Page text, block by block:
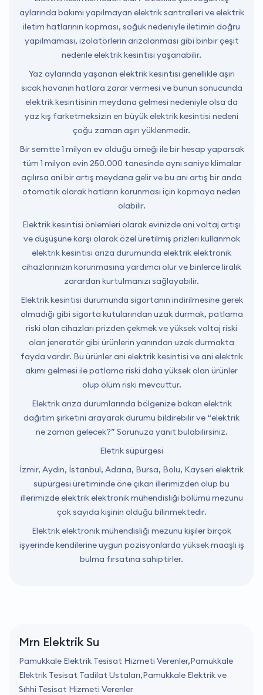
aylarında bakımı yapılmayan elektrik santralleri ve elektrik
iletim hatlarının kopması, soğuk nedeniyle iletimin doğru
yapılmaması, izolatörlerin arızalanması gibi binbir çeşit
nedenle elektrik kesintisi yaşanabilir.
Yaz aylarında yaşanan elektrik kesintisi genellikle aşırı
sıcak havanın hatlara zarar vermesi ve bunun sonucunda
elektrik kesintisinin meydana gelmesi nedeniyle olsa da
yaz kış farketmeksizin en büyük elektrik kesintisi nedeni
çoğu zaman aşırı yüklenmedir.
Bir semtte 1 milyon ev olduğu örneği ile bir hesap yaparsak
tüm 1 milyon evin 250.000 tanesinde aynı saniye klimalar
açılırsa ani bir artış meydana gelir ve bu ani artış bir anda
otomatik olarak hatların korunması için kopmaya neden
olabilir.
Elektrik kesintisi önlemleri olarak evinizde ani voltaj artışı
ve düşüşüne karşı olarak özel üretilmiş prizleri kullanmak
elektrik kesintisi arıza durumunda elektrik elektronik
cihazlarınızın korunmasına yardımcı olur ve binlerce liralık
zarardan kurtulmanızı sağlayabilir.
Elektrik kesintisi durumunda sigortanın indirilmesine gerek
olmadığı gibi sigorta kutularından uzak durmak, patlama
riski olan cihazları prizden çekmek ve yüksek voltaj riski
olan jeneratör gibi ürünlerin yanından uzak durmakta
fayda vardır. Bu ürünler ani elektrik kesintisi ve ani elektrik
akımı gelmesi ile patlama riski daha yüksek olan ürünler
olup ölüm riski mevcuttur.
Elektrik arıza durumlarında bölgenize bakan elektrik
dağıtım şirketini arayarak durumu bildirebilir ve “elektrik
ne zaman gelecek?” Sorunuza yanıt bulabilirsiniz.
Eletrik süpürgesi
İzmir, Aydın, İstanbul, Adana, Bursa, Bolu, Kayseri elektrik
süpürgesi üretiminde öne çıkan illerimizden olup bu
illerimizde elektrik elektronik mühendisliği bölümü mezunu
çok sayıda kişinin olduğu bilinmektedir.
Elektrik elektronik mühendisliği mezunu kişiler birçok
işyerinde kendilerine uygun pozisyonlarda yüksek maaşlı iş
bulma fırsatına sahiptirler.
Mrn Elektrik Su
Pamukkale Elektrik Tesisat Hizmeti Verenler,Pamukkale
Elektrik Tesisat Tadilat Ustaları,Pamukkale Elektrik ve
Sıhhi Tesisat Hizmeti Verenler